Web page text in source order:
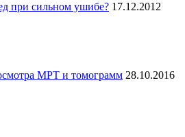
при сильном ушибе? 17.12.2012
МРТ и томограмм 28.10.2016